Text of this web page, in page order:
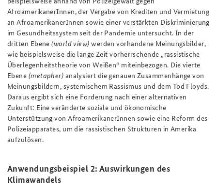
AfroamerikanerInnen, der Vergabe von Krediten und Vermietung
an AfroamerikanerInnen sowie einer verstärkten Diskriminierung
im Gesundheitssystem seit der Pandemie untersucht. In der
dritten Ebene(world view) werden vorhandene Meinungsbilder,
wie beispielsweise die lange Zeit vorherrschende „rassistische
Überlegenheitstheorie von Weißen“ miteinbezogen. Die vierte
Ebene (metapher) analysiert die genauen Zusammenhänge von
Meinungsbildern, systemischem Rassismus und dem Tod Floyds.
Daraus ergibt sich eine Forderung nach einer alternativen
Zukunft: Eine veränderte soziale und ökonomische
Unterstützung von AfroamerikanerInnen sowie eine Reform des
Polizeiapparates, um die rassistischen Strukturen in Amerika
aufzulösen.
Anwendungsbeispiel 2: Auswirkungen des
Klimawandels